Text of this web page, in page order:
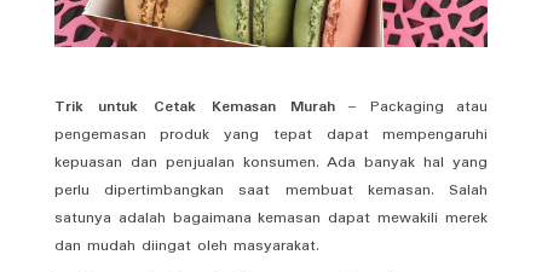
Trik untuk Cetak Kemasan Murah – Packaging atau
pengemasan produk yang tepat dapat mempengaruhi
kepuasan dan penjualan konsumen. Ada banyak hal yang
perlu dipertimbangkan saat membuat kemasan. Salah
satunya adalah bagaimana kemasan dapat mewakili merek
dan mudah diingat oleh masyarakat.